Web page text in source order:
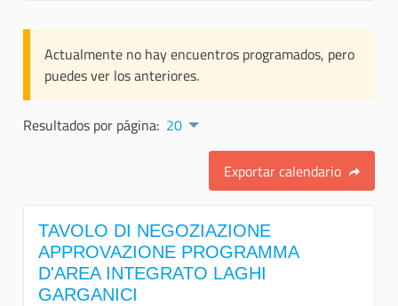
Actualmente no hay encuentros programados, pero
puedes ver los anteriores.
Resultados por página: 20
Exportar calendario
TAVOLO DI NEGOZIAZIONE
APPROVAZIONE PROGRAMMA
D'AREA INTEGRATO LAGHI
GARGANICI